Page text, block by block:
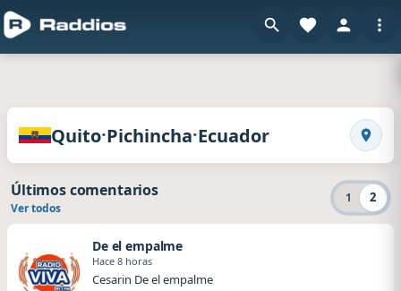
Radios de Quito · Pichincha · Ecuadoren
Quito·Pichincha·Ecuador
1 2
Últimos comentarios
Ver todos
De el empalme
Hace 8 horas
Cesarin De el empalme